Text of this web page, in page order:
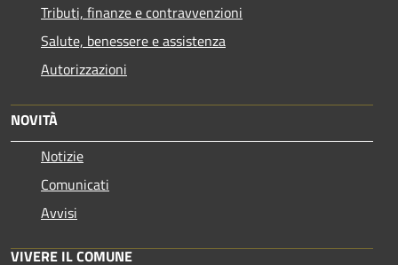
Tributi, finanze e contravvenzioni
Salute, benessere e assistenza
Autorizzazioni
NOVITÀ
Notizie
Comunicati
Avvisi
VIVERE IL COMUNE